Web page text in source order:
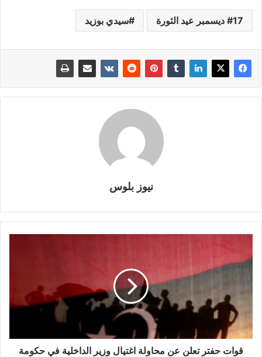
17 ديسمبر عيد الثورة سيدي بوزيد
نيوز بلوس
قوات حفتر تعلن عن محاولة اغتيال وزير الداخلية في حكومة